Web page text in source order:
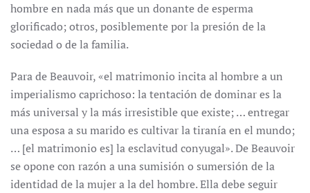
hombre en nada más que un donante de esperma
glorificado; otros, posiblemente por la presión de la
sociedad o de la familia.
Para de Beauvoir, «el matrimonio incita al hombre a un
imperialismo caprichoso: la tentación de dominar es la
más universal y la más irresistible que existe; … entregar
una esposa a su marido es cultivar la tiranía en el mundo;
… [el matrimonio es] la esclavitud conyugal». De Beauvoir
se opone con razón a una sumisión o sumersión de la
identidad de la mujer a la del hombre. Ella debe seguir